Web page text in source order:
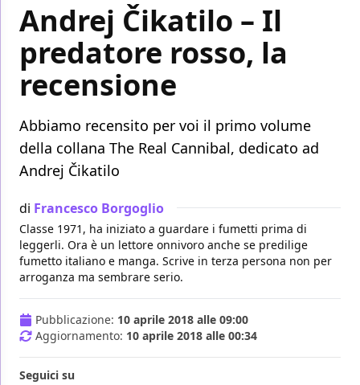
Andrej Čikatilo – Il
predatore rosso, la
recensione
Abbiamo recensito per voi il primo volume
della collana The Real Cannibal, dedicato ad
Andrej Čikatilo
di Francesco Borgoglio
Classe 1971, ha iniziato a guardare i fumetti prima di
leggerli. Ora è un lettore onnivoro anche se predilige
fumetto italiano e manga. Scrive in terza persona non per
arroganza ma sembrare serio.
Pubblicazione: 10 aprile 2018 alle 09:00
Aggiornamento: 10 aprile 2018 alle 00:34
Seguici su